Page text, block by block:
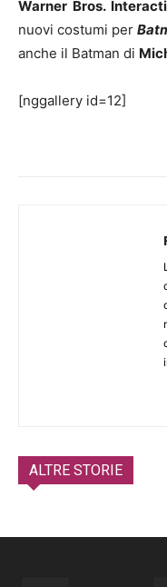
Warner Bros.
nuovi costumi per
anche il Batman di
[nggallery id=12]
ALTRE STORIE